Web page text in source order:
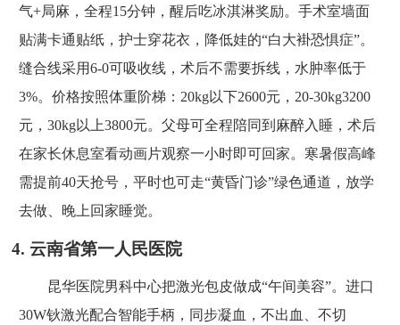
气+局麻，全程15分钟，醒后吃冰淇淋奖励。手术室墙面
贴满卡通贴纸，护士穿花衣，降低娃的“白大褂恐惧症”。
缝合线采用6-0可吸收线，术后不需要拆线，水肿率低于
3%。价格按照体重阶梯：20kg以下2600元，20-30kg3200
元，30kg以上3800元。父母可全程陪同到麻醉入睡，术后
在家长休息室看动画片观察一小时即可回家。寒暑假高峰
需提前40天抢号，平时也可走“黄昏门诊”绿色通道，放学
去做、晚上回家睡觉。
4. 云南省第一人民医院
昆华医院男科中心把激光包皮做成“午间美容”。进口
30W钬激光配合智能手柄，同步凝血，不出血、不切